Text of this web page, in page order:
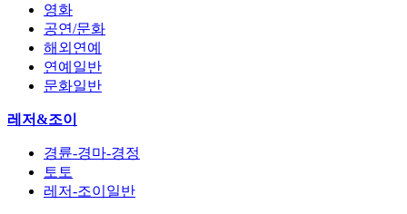
영화
공연/문화
해외연예
연예일반
문화일반
레저&조이
경륜-경마-경정
토토
레저-조이일반